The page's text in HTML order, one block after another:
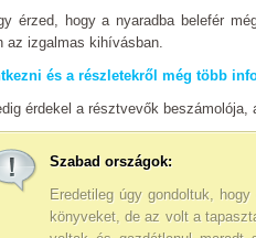
érzed, hogy a nyaradba belefér
az izgalmas kihívásban.
és a részletekről még több
érdekel a résztvevők beszámolója,
Szabad országok:
Eredetileg úgy gondoltuk,
könyveket, de az volt a